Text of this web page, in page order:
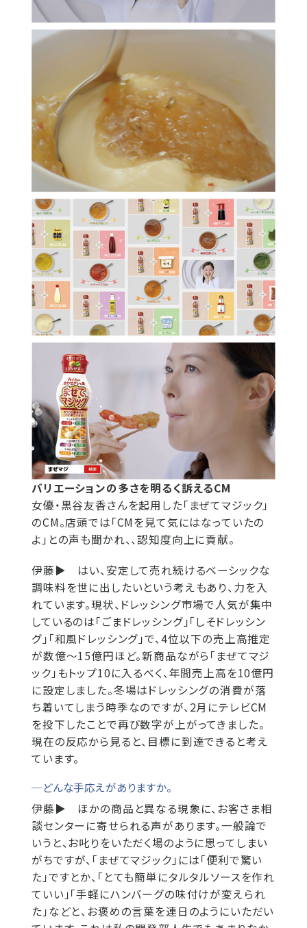
バリエーションの多さを明るく訴えるCM
女優・黒谷友香さんを起用した「まぜてマジック」
のCM。店頭では「CMを見て気にはなっていたの
よ」との声も聞かれ、、認知度向上に貢献。
伊藤▶ はい、安定して売れ続けるベーシックな
調味料を世に出したいという考えもあり、力を入
れています。現状、ドレッシング市場で人気が集中
しているのは「ごまドレッシング」「しそドレッシン
グ」「和風ドレッシング」で、4位以下の売上高推定
が数億～15億円ほど。新商品ながら「まぜてマジ
ック」もトップ10に入るべく、年間売上高を10億円
に設定しました。冬場はドレッシングの消費が落
ち着いてしまう時季なのですが、2月にテレビCM
を投下したことで再び数字が上がってきました。
現在の反応から見ると、目標に到達できると考え
ています。
─どんな手応えがありますか。
伊藤▶ ほかの商品と異なる現象に、お客さま相
談センターに寄せられる声があります。一般論で
いうと、お叱りをいただく場のように思ってしまい
がちですが、「まぜてマジック」には「便利で驚い
た」ですとか、「とても簡単にタルタルソースを作れ
ていい」「手軽にハンバーグの味付けが変えられ
た」などと、お褒めの言葉を連日のようにいただい